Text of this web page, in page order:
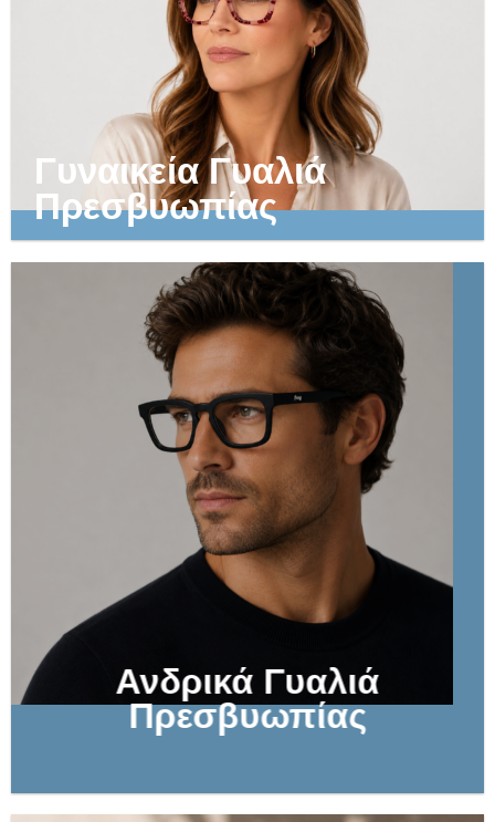
Γυναικεία Γυαλιά
Πρεσβυωπίας
Ανδρικά Γυαλιά
Πρεσβυωπίας